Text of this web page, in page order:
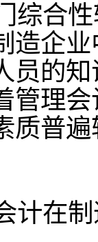
合性
造企
员的
管理
质普
在制